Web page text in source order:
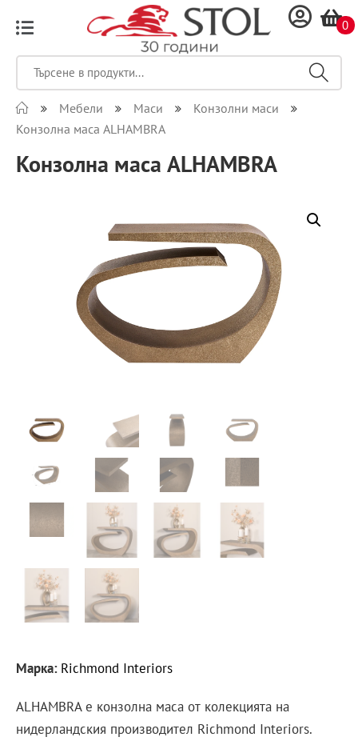
0
Мебели Маси
Конзолни маси
Конзолна маса ALHAMBRA
Конзолна маса ALHAMBRA
Марка: Richmond Interiors
ALHAMBRA е конзолна маса от колекцията на
нидерландския производител Richmond Interiors.